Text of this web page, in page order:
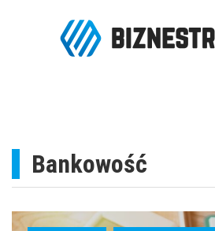
Bankowość